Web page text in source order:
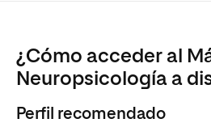
¿Cómo acceder al
Neuropsicología a
Perfil recomendado